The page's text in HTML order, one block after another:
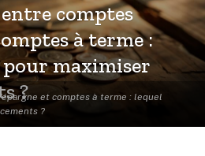
et comptes à terme : lequel
?
comptes
à terme :
maximiser
?